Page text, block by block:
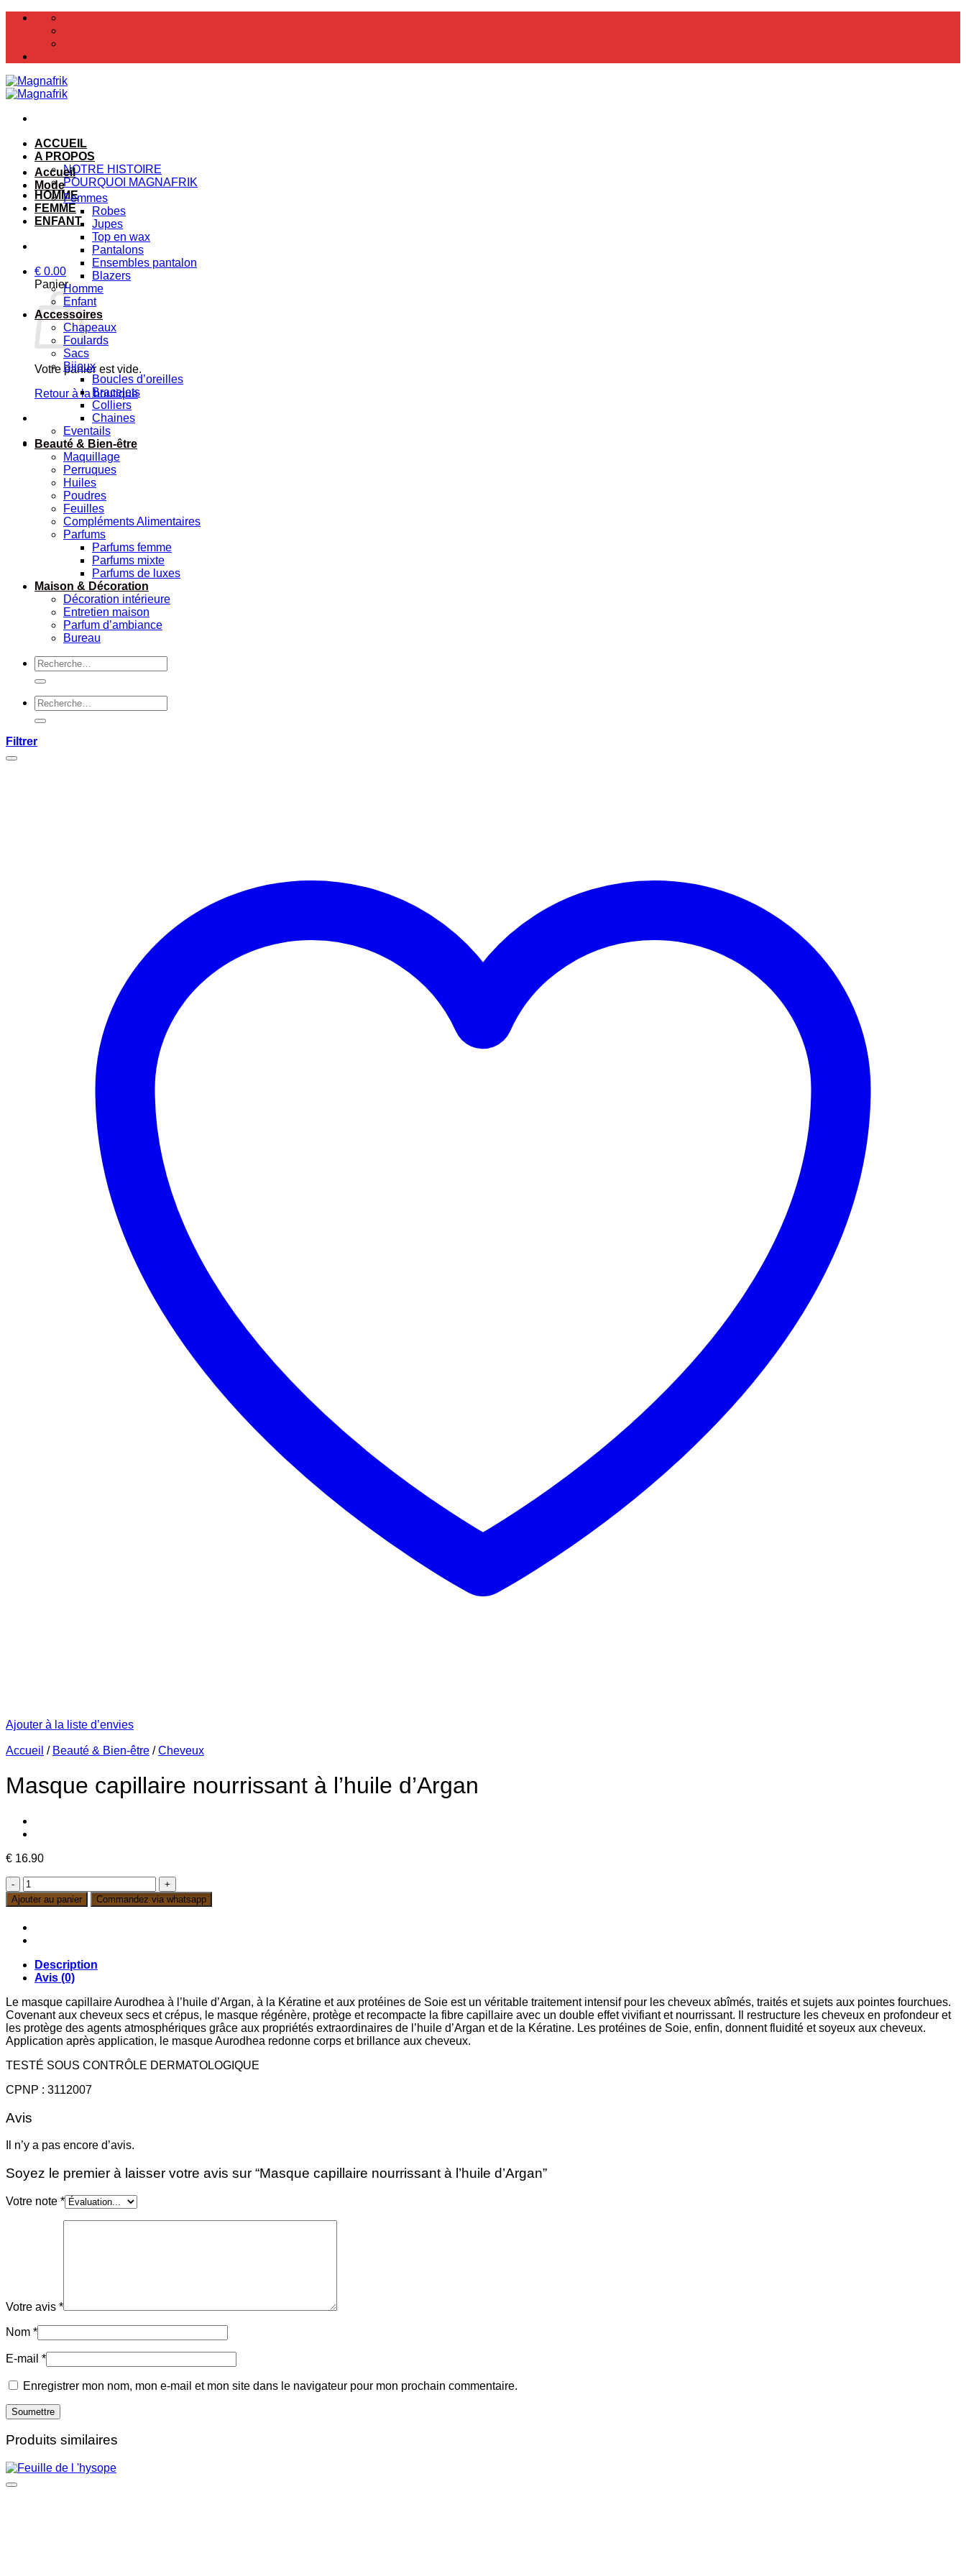
Passer
ACCUEIL
A PROPOS
NOTRE HISTOIRE
POURQUOI MAGNAFRIK
HOMME
FEMME
ENFANT
€ 0.00
Panier
Votre panier est vide.
Retour à la boutique
Accueil
Mode
Femmes
Robes
Jupes
Top en wax
Pantalons
Ensembles pantalon
Blazers
Homme
Enfant
Accessoires
Chapeaux
Foulards
Sacs
Bijoux
Boucles d’oreilles
Bracelets
Colliers
Chaines
Eventails
Beauté & Bien-être
Maquillage
Perruques
Huiles
Poudres
Feuilles
Compléments Alimentaires
Parfums
Parfums femme
Parfums mixte
Parfums de luxes
Maison & Décoration
Décoration intérieure
Entretien maison
Parfum d’ambiance
Bureau
Recherche
pour :
Recherche
pour :
Filtrer
Ajouter à la liste d’envies
Accueil / Beauté & Bien-être / Cheveux
Masque capillaire nourrissant à l’huile d’Argan
€ 16.90
quantité
de
Masque
nourrissant
à
l’huile
d’Argan
Ajouter au panier Commandez via whatsapp
Description
Avis (0)
Le masque capillaire Aurodhea à l’huile d’Argan, à la Kératine et aux protéines de Soie est un véritable traitement intensif pour les cheveux abîmés, traités et sujets aux pointes fourchues.
Covenant aux cheveux secs et crépus, le masque régénère, protège et recompacte la fibre capillaire avec un double effet vivifiant et nourrissant. Il restructure les cheveux en profondeur et
les protège des agents atmosphériques grâce aux propriétés extraordinaires de l’huile d’Argan et de la Kératine. Les protéines de Soie, enfin, donnent fluidité et soyeux aux cheveux.
Application après application, le masque Aurodhea redonne corps et brillance aux cheveux.
TESTÉ SOUS CONTRÔLE DERMATOLOGIQUE
CPNP : 3112007
Avis
Il n’y a pas encore d’avis.
Soyez le premier à laisser votre avis sur “Masque capillaire nourrissant à l’huile d’Argan”
Votre note *
Votre avis *
Nom *
E-mail *
Enregistrer mon nom, mon e-mail et mon site dans le navigateur pour mon prochain commentaire.
Produits similaires